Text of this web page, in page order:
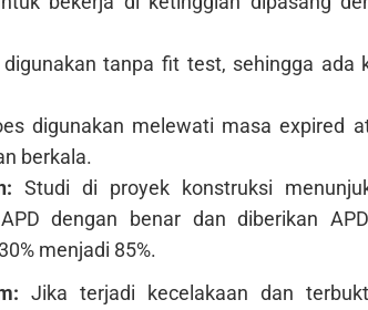
digunakan tanpa fit test, sehingga
digunakan melewati masa expired
berkala.
Studi di proyek konstruksi
dengan benar dan diberikan
menjadi 85%.
Jika terjadi kecelakaan dan